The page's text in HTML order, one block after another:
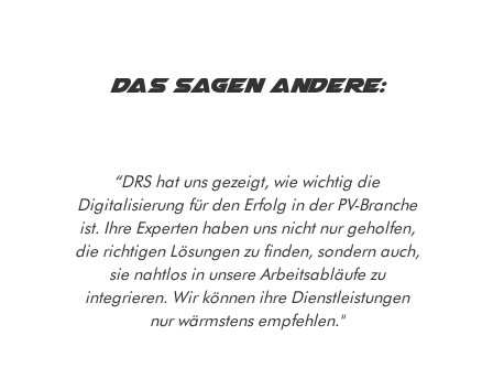
DAS SAGEN ANDERE:
“DRS hat uns gezeigt, wie wichtig die
Digitalisierung für den Erfolg in der PV-Branche
ist. Ihre Experten haben uns nicht nur geholfen,
die richtigen Lösungen zu finden, sondern auch,
sie nahtlos in unsere Arbeitsabläufe zu
integrieren. Wir können ihre Dienstleistungen
nur wärmstens empfehlen."